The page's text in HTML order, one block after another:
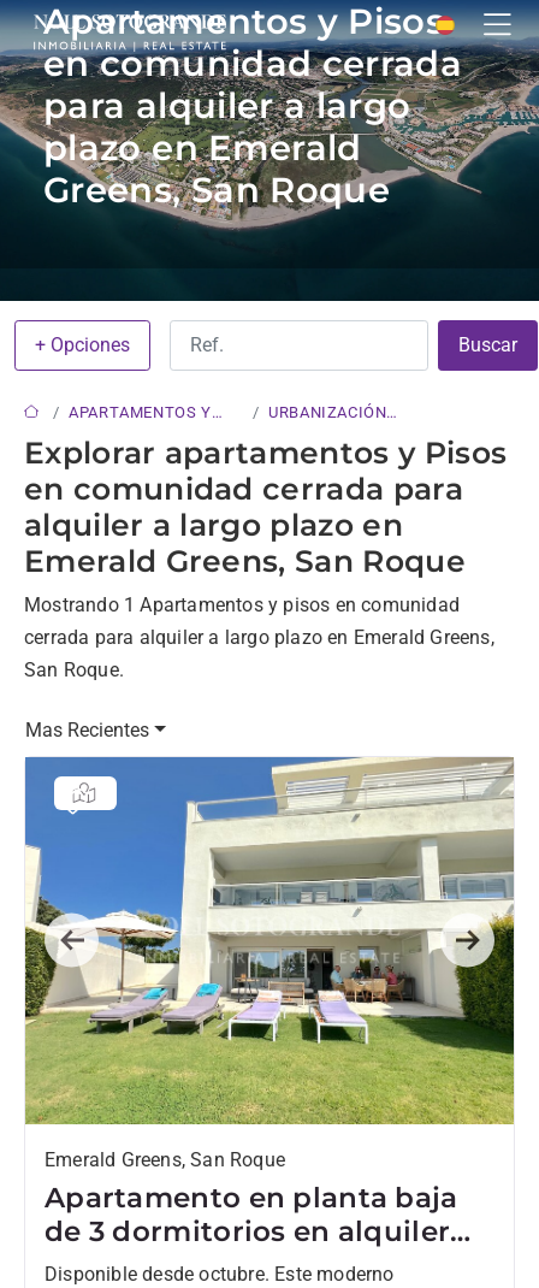
Apartamentos y Pisos
en comunidad cerrada
para alquiler a largo
plazo en Emerald
Greens, San Roque
+ Opciones Buscar
APARTAMENTOS Y
PISOS
URBANIZACIÓN
Explorar apartamentos y Pisos
en comunidad cerrada para
alquiler a largo plazo en
Emerald Greens, San Roque
Mostrando 1 Apartamentos y pisos en comunidad
cerrada para alquiler a largo plazo en Emerald Greens,
San Roque.
Mas Recientes
Previous Next
Emerald Greens, San Roque
Apartamento en planta baja
de 3 dormitorios en alquiler
en San Roque Club
Disponible desde octubre. Este moderno